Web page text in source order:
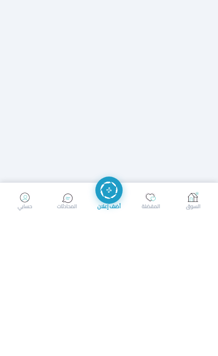
إرسال رسالة إجراء مكالمة
حسابي المحادثات أضف إعلان المفضلة السوق